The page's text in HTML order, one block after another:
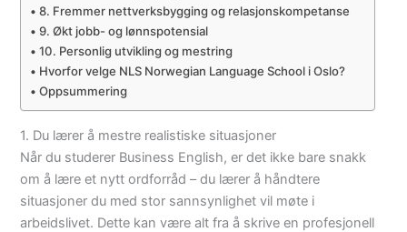
8. Fremmer nettverksbygging og relasjonskompetanse
9. Økt jobb- og lønnspotensial
10. Personlig utvikling og mestring
Hvorfor velge NLS Norwegian Language School i Oslo?
Oppsummering
1. Du lærer å mestre realistiske situasjoner
Når du studerer Business English, er det ikke bare snakk
om å lære et nytt ordforråd – du lærer å håndtere
situasjoner du med stor sannsynlighet vil møte i
arbeidslivet. Dette kan være alt fra å skrive en profesjonell